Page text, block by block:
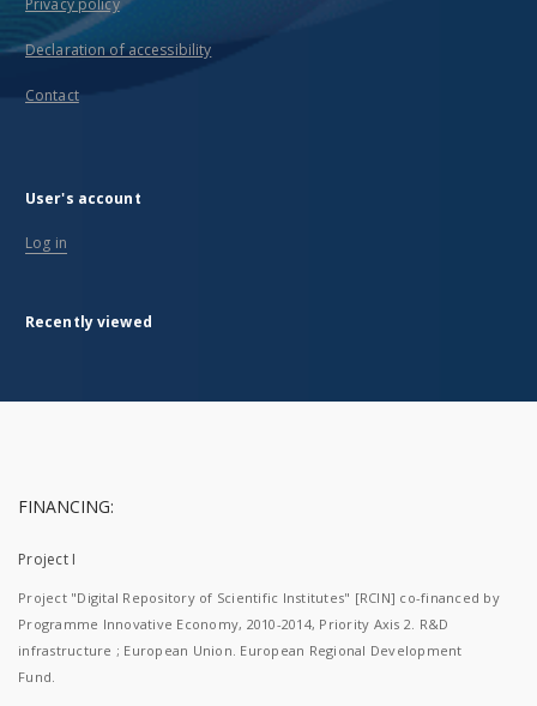
Privacy policy
Declaration of accessibility
Contact
User's account
Log in
Recently viewed
FINANCING:
Project I
Project "Digital Repository of Scientific Institutes" [RCIN] co-financed by
Programme Innovative Economy, 2010-2014, Priority Axis 2. R&D
infrastructure ; European Union. European Regional Development
Fund.